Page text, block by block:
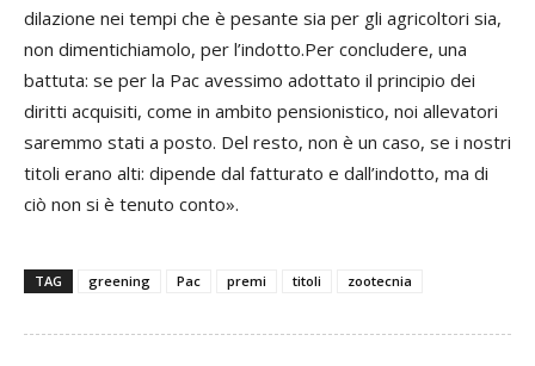
dilazione nei tempi che è pesante sia per gli agricoltori sia,
non dimentichiamolo, per l’indotto.Per concludere, una
battuta: se per la Pac avessimo adottato il principio dei
diritti acquisiti, come in ambito pensionistico, noi allevatori
saremmo stati a posto. Del resto, non è un caso, se i nostri
titoli erano alti: dipende dal fatturato e dall’indotto, ma di
ciò non si è tenuto conto».
TAG greening Pac premi titoli zootecnia